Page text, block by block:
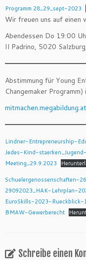
Programm 28_29_sept-2023
Wir freuen uns auf einen
Abendessen Do 19:00
Il Padrino, 5020
Abstimmung für Young
Changemaker
Lindner-Entrepreneurship-
Jedes-Kind-
Meeting_29.9.2023
Schuelergenossenschaften-
29092023_HAK-Lehrplan-
EuroSkills-2023-Rueckblick-
BMAW-Gewerberecht
Schreibe einen